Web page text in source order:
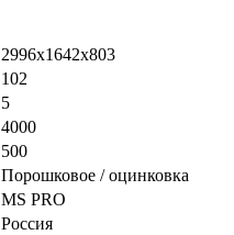
2996x1642x803
102
5
4000
500
Порошковое / оцинковка
MS PRO
Россия